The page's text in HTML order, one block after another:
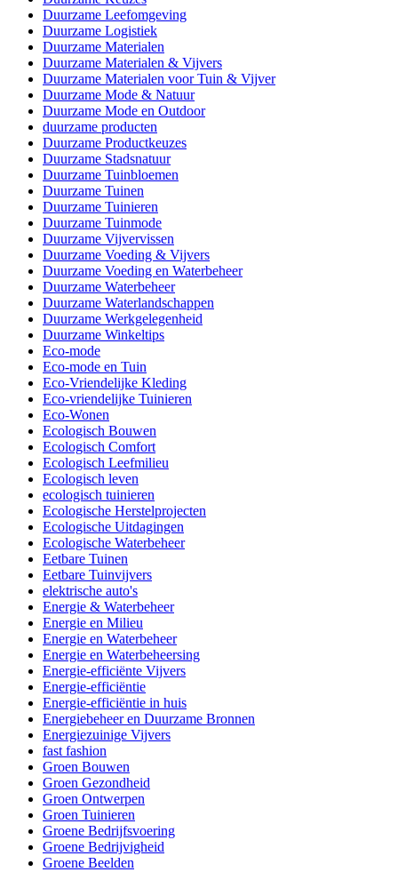
Duurzame Leefomgeving
Duurzame Logistiek
Duurzame Materialen
Duurzame Materialen & Vijvers
Duurzame Materialen voor Tuin & Vijver
Duurzame Mode & Natuur
Duurzame Mode en Outdoor
duurzame producten
Duurzame Productkeuzes
Duurzame Stadsnatuur
Duurzame Tuinbloemen
Duurzame Tuinen
Duurzame Tuinieren
Duurzame Tuinmode
Duurzame Vijvervissen
Duurzame Voeding & Vijvers
Duurzame Voeding en Waterbeheer
Duurzame Waterbeheer
Duurzame Waterlandschappen
Duurzame Werkgelegenheid
Duurzame Winkeltips
Eco-mode
Eco-mode en Tuin
Eco-Vriendelijke Kleding
Eco-vriendelijke Tuinieren
Eco-Wonen
Ecologisch Bouwen
Ecologisch Comfort
Ecologisch Leefmilieu
Ecologisch leven
ecologisch tuinieren
Ecologische Herstelprojecten
Ecologische Uitdagingen
Ecologische Waterbeheer
Eetbare Tuinen
Eetbare Tuinvijvers
elektrische auto's
Energie & Waterbeheer
Energie en Milieu
Energie en Waterbeheer
Energie en Waterbeheersing
Energie-efficiënte Vijvers
Energie-efficiëntie
Energie-efficiëntie in huis
Energiebeheer en Duurzame Bronnen
Energiezuinige Vijvers
fast fashion
Groen Bouwen
Groen Gezondheid
Groen Ontwerpen
Groen Tuinieren
Groene Bedrijfsvoering
Groene Bedrijvigheid
Groene Beelden